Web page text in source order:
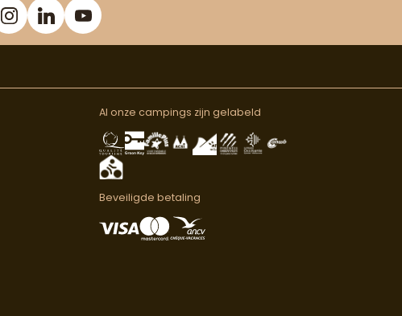
Al onze campings zijn gelabeld
Beveiligde betaling